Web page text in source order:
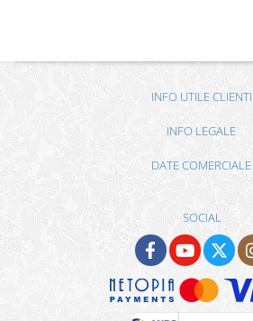
INFO UTILE CLIENTI
INFO LEGALE
DATE COMERCIALE
SOCIAL